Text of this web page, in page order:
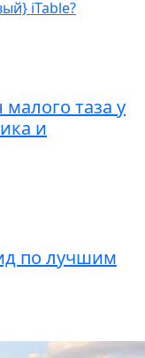
iTable?
таза у
и
по лучшим